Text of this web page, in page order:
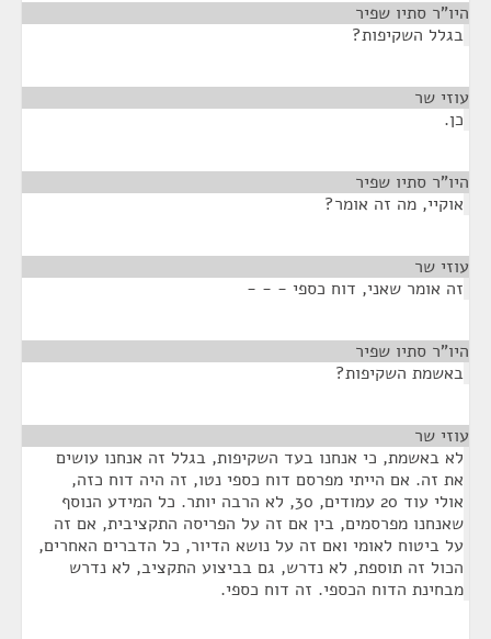
היו"ר סתיו שפיר
בגלל השקיפות?
עוזי שר
כן.
היו"ר סתיו שפיר
אוקיי, מה זה אומר?
עוזי שר
זה אומר שאני, דוח כספי - - -
היו"ר סתיו שפיר
באשמת השקיפות?
עוזי שר
לא באשמת, כי אנחנו בעד השקיפות, בגלל זה אנחנו עושים
את זה. אם הייתי מפרסם דוח כספי נטו, זה היה דוח כזה,
אולי עוד 20 עמודים, 30, לא הרבה יותר. כל המידע הנוסף
שאנחנו מפרסמים, בין אם זה על הפריסה התקציבית, אם זה
על ביטוח לאומי ואם זה על נושא הדיור, כל הדברים האחרים,
הכול זה תוספת, לא נדרש, גם בביצוע התקציב, לא נדרש
מבחינת הדוח הכספי. זה דוח כספי.